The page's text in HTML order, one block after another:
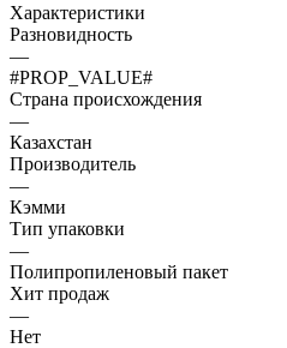
Характеристики
Разновидность
—
#PROP_VALUE#
Страна происхождения
—
Казахстан
Производитель
—
Кэмми
Тип упаковки
—
Полипропиленовый пакет
Хит продаж
—
Нет